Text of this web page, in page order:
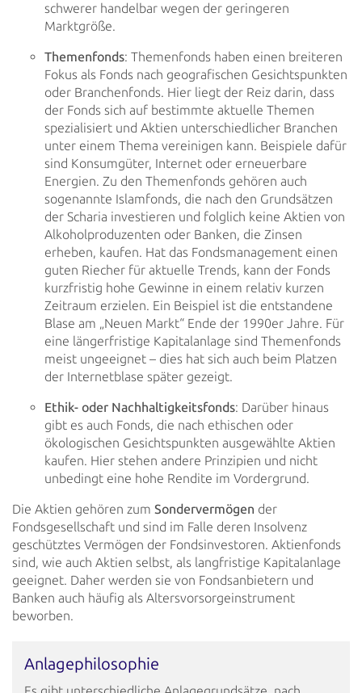
schwerer handelbar wegen der geringeren
Marktgröße.
Themenfonds: Themenfonds haben einen breiteren
Fokus als Fonds nach geografischen Gesichtspunkten
oder Branchenfonds. Hier liegt der Reiz darin, dass
der Fonds sich auf bestimmte aktuelle Themen
spezialisiert und Aktien unterschiedlicher Branchen
unter einem Thema vereinigen kann. Beispiele dafür
sind Konsumgüter, Internet oder erneuerbare
Energien. Zu den Themenfonds gehören auch
sogenannte Islamfonds, die nach den Grundsätzen
der Scharia investieren und folglich keine Aktien von
Alkoholproduzenten oder Banken, die Zinsen
erheben, kaufen. Hat das Fondsmanagement einen
guten Riecher für aktuelle Trends, kann der Fonds
kurzfristig hohe Gewinne in einem relativ kurzen
Zeitraum erzielen. Ein Beispiel ist die entstandene
Blase am „Neuen Markt“ Ende der 1990er Jahre. Für
eine längerfristige Kapitalanlage sind Themenfonds
meist ungeeignet – dies hat sich auch beim Platzen
der Internetblase später gezeigt.
Ethik- oder Nachhaltigkeitsfonds: Darüber hinaus
gibt es auch Fonds, die nach ethischen oder
ökologischen Gesichtspunkten ausgewählte Aktien
kaufen. Hier stehen andere Prinzipien und nicht
unbedingt eine hohe Rendite im Vordergrund.
Die Aktien gehören zum Sondervermögen der
Fondsgesellschaft und sind im Falle deren Insolvenz
geschütztes Vermögen der Fondsinvestoren. Aktienfonds
sind, wie auch Aktien selbst, als langfristige Kapitalanlage
geeignet. Daher werden sie von Fondsanbietern und
Banken auch häufig als Altersvorsorgeinstrument
beworben.
Anlagephilosophie